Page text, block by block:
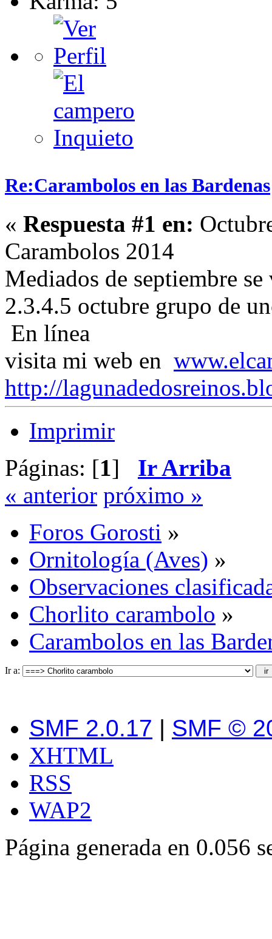
Re:Carambolos en las Bardenas
« Respuesta #1 en:
Carambolos 2014
Mediados de septiembre
2.3.4.5 octubre grupo de
En línea
visita mi web en
http://
Imprimir
Páginas: [1] Ir Arriba
« anterior próximo »
Foros Gorosti »
Ornitología (Aves) »
Observaciones
Chorlito carambolo »
Carambolos en las
Ir a:
SMF 2.0.17 | SMF ©
XHTML
RSS
WAP2
Página generada en 0.056